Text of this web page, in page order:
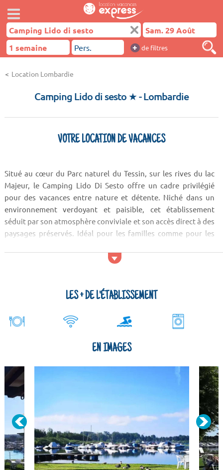
+ de filtres
Location Lombardie
Camping Lido di sesto ★- Lombardie
VOTRE LOCATION DE VACANCES
Situé au cœur du Parc naturel du Tessin, sur les rives du lac
Majeur, le Camping Lido Di Sesto offre un cadre privilégié
pour des vacances entre nature et détente. Niché dans un
environnement verdoyant et paisible, cet établissement
séduit par son atmosphère conviviale et son accès direct à des
paysages préservés. Idéal pour les familles comme pour les
totale dans l’une des plus belles régions du nord de l’Italie.
LES + DE L'ÉTABLISSEMENT
EN IMAGES